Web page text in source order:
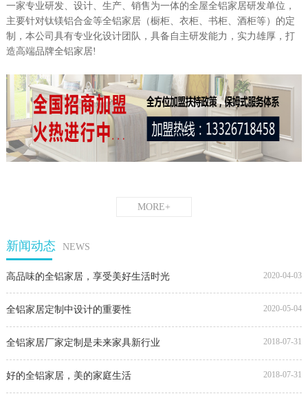
一家专业研发、设计、生产、销售为一体的全屋全铝家居研发单位，
主要针对钛镁铝合金等全铝家居（橱柜、衣柜、书柜、酒柜等）的定
制，本公司具有专业化设计团队，具备自主研发能力，实力雄厚，打
造高端品牌全铝家居!
MORE+
新闻动态 NEWS
高品味的全铝家居，享受美好生活时光 2020-04-03
全铝家居定制中设计的重要性 2020-05-04
全铝家居厂家定制是未来家具新行业 2018-07-31
好的全铝家居，美的家庭生活 2018-07-31